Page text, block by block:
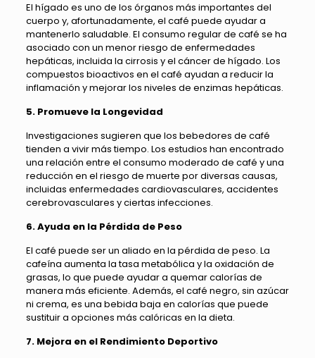
El hígado es uno de los órganos más importantes del
cuerpo y, afortunadamente, el café puede ayudar a
mantenerlo saludable. El consumo regular de café se ha
asociado con un menor riesgo de enfermedades
hepáticas, incluida la cirrosis y el cáncer de hígado. Los
compuestos bioactivos en el café ayudan a reducir la
inflamación y mejorar los niveles de enzimas hepáticas.
5. Promueve la Longevidad
Investigaciones sugieren que los bebedores de café
tienden a vivir más tiempo. Los estudios han encontrado
una relación entre el consumo moderado de café y una
reducción en el riesgo de muerte por diversas causas,
incluidas enfermedades cardiovasculares, accidentes
cerebrovasculares y ciertas infecciones.
6. Ayuda en la Pérdida de Peso
El café puede ser un aliado en la pérdida de peso. La
cafeína aumenta la tasa metabólica y la oxidación de
grasas, lo que puede ayudar a quemar calorías de
manera más eficiente. Además, el café negro, sin azúcar
ni crema, es una bebida baja en calorías que puede
sustituir a opciones más calóricas en la dieta.
7. Mejora en el Rendimiento Deportivo